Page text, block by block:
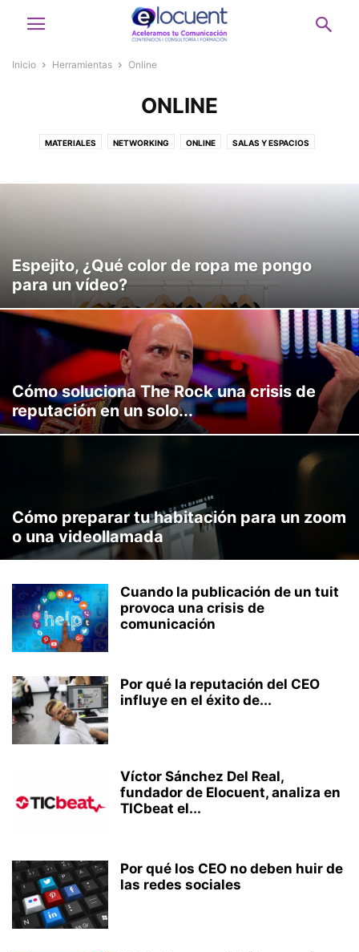
Inicio Herramientas Online
ONLINE
MATERIALES NETWORKING ONLINE SALAS Y ESPACIOS
Espejito, ¿Qué color de ropa me pongo
para un vídeo?
Cómo soluciona The Rock una crisis de
reputación en un solo...
Cómo preparar tu habitación para un zoom
o una videollamada
Cuando la publicación de un tuit
provoca una crisis de
comunicación
Por qué la reputación del CEO
influye en el éxito de...
Víctor Sánchez Del Real,
fundador de Elocuent, analiza en
TICbeat el...
Por qué los CEO no deben huir de
las redes sociales